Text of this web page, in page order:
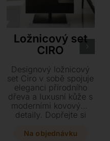
Cattelan Italia
Ložnicový set
CIRO
Designový ložnicový
set Ciro v sobě spojuje
eleganci přírodního
dřeva a luxusní kůže s
moderními kovovými
detaily. Dopřejte si
prostornou komodu s
Na objednávku